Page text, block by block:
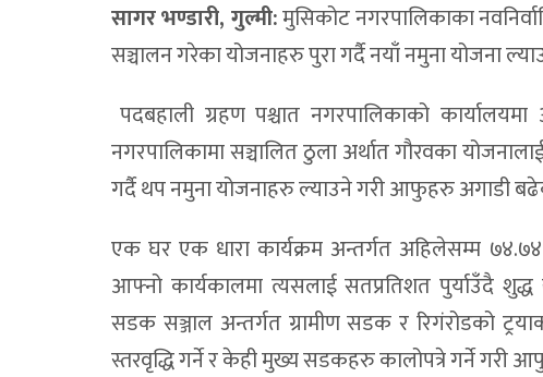
सागर भण्डारी, गुल्मी:मुसिकोट नगरपालिकाका
सञ्चालन गरेका योजनाहरु पुरा गर्दै नयाँ नमुना योजना
पदबहाली ग्रहण पश्चात नगरपालिकाको
नगरपालिकामा सञ्चालित ठुला अर्थात गौरवका
गर्दै थप नमुना योजनाहरु ल्याउने गरी आफुहरु अगाडी
एक घर एक धारा कार्यक्रम अन्तर्गत अहिलेसम्म
आफ्नो कार्यकालमा त्यसलाई सतप्रतिशत पुर्याउँदै
सडक सञ्जाल अन्तर्गत ग्रामीण सडक र रिगंरोडको
स्तरवृद्धि गर्ने र केही मुख्य सडकहरु कालोपत्रे गर्ने गरी